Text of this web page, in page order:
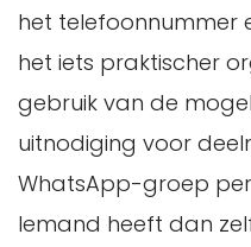
het telefoonnummer
het iets praktischer
gebruik van de
uitnodiging voor
WhatsApp-groep per
Iemand heeft dan